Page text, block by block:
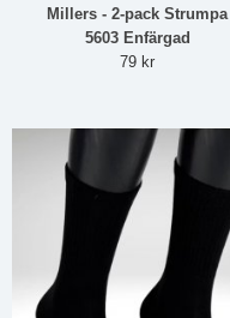
Millers - 2-pack Strumpa
5603 Enfärgad
79 kr